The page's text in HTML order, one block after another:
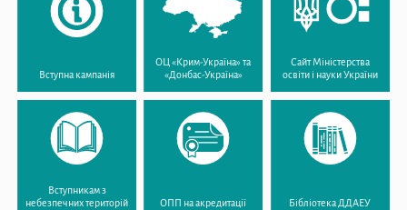
Вступна кампанія
ОЦ «Крим-Україна» та
«Донбас-Україна»
Сайт Міністерства
освіти і науки України
Вступникам з
небезпечних територій
ОПП на акредитації Бібліотека ДДАЕУ